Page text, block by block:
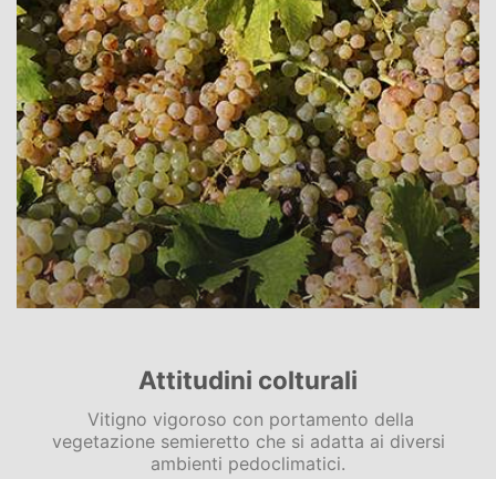
Attitudini colturali
Vitigno vigoroso con portamento della
vegetazione semieretto che si adatta ai diversi
ambienti pedoclimatici.